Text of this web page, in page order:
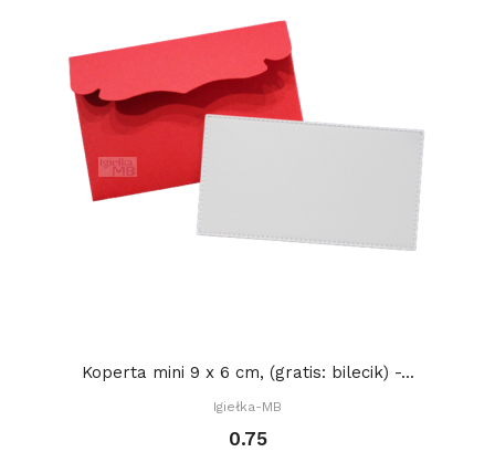
Koperta mini 9 x 6 cm, (gratis: bilecik) -...
Igiełka-MB
0.75